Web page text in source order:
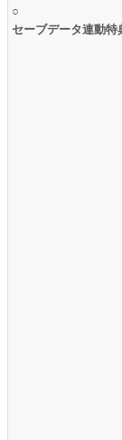
○
セーブデータ連動特